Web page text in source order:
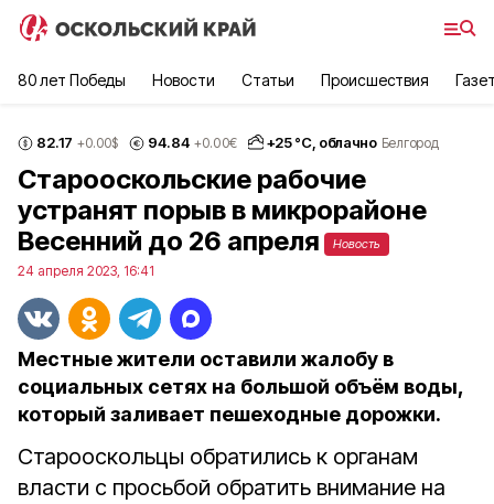
80 лет Победы Новости Статьи Происшествия
82.17 +0.00$ 94.84 +0.00€ +25°С, облачно Белгород
Старооскольские рабочие
устранят порыв в микрорайоне
Весенний до 26 апреля
Новость
24 апреля 2023, 16:41
Местные жители оставили жалобу в
социальных сетях на большой объём воды,
который заливает пешеходные дорожки.
Старооскольцы обратились к органам
власти с просьбой обратить внимание на